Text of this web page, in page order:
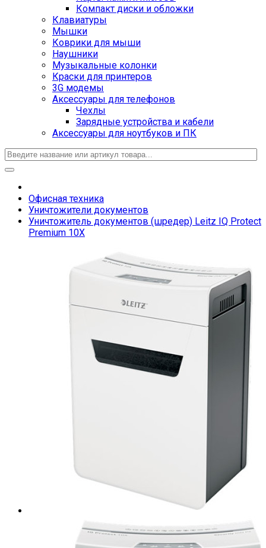
Компакт диски и обложки
Клавиатуры
Мышки
Коврики для мыши
Наушники
Музыкальные колонки
Краски для принтеров
3G модемы
Аксессуары для телефонов
Чехлы
Зарядные устройства и кабели
Аксессуары для ноутбуков и ПК
Офисная техника
Уничтожители документов
Уничтожитель документов (шредер) Leitz IQ Protect
Premium 10X